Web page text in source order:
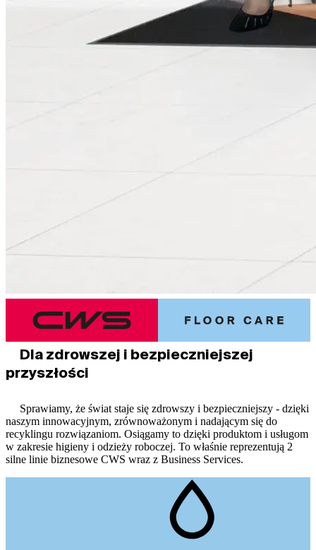
Dla zdrowszej i bezpieczniejszej
przyszłości
Sprawiamy, że świat staje się zdrowszy i bezpieczniejszy - dzięki
naszym innowacyjnym, zrównoważonym i nadającym się do
recyklingu rozwiązaniom. Osiągamy to dzięki produktom i usługom
w zakresie higieny i odzieży roboczej. To właśnie reprezentują 2
silne linie biznesowe CWS wraz z Business Services.